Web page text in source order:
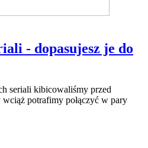
- dopasujesz je do
seriali kibicowaliśmy przed
potrafimy połączyć w pary